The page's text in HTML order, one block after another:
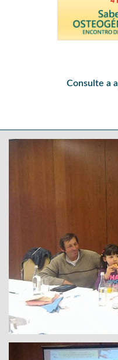
Consulte a